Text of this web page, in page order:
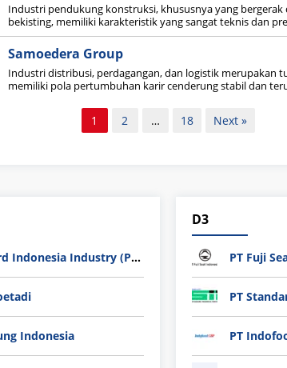
Industri pendukung konstruksi, khususnya yang
bekisting, memiliki karakteristik yang sangat teknis dan
Samoedera Group
Industri distribusi, perdagangan, dan logistik merupakan
memiliki pola pertumbuhan karir cenderung stabil dan
1 2 … 18 Next »
PT Standard Indonesia Industry (PT SII)
Indonesia
D3
PT Fuji